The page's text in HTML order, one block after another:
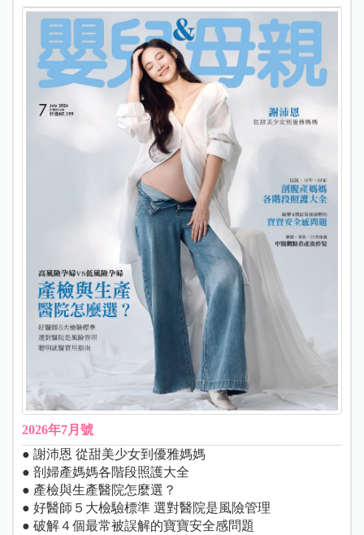
2026年7月號
● 謝沛恩 從甜美少女到優雅媽媽
● 剖婦產媽媽各階段照護大全
● 產檢與生產醫院怎麼選？
● 好醫師５大檢驗標準 選對醫院是風險管理
● 破解４個最常被誤解的寶寶安全感問題